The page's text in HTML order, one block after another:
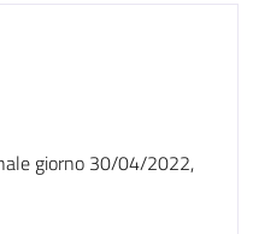
giorno 30/04/2022,